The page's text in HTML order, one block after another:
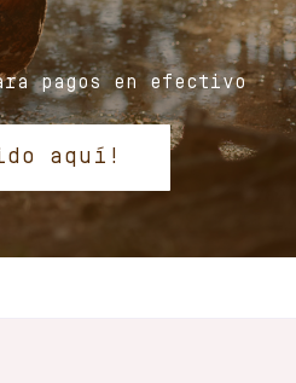
pagos en efectivo
aquí!